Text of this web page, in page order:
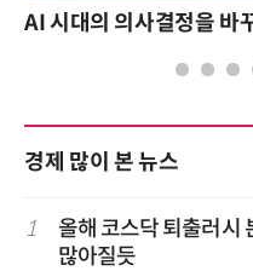
경제 많이 본 뉴스
1
올해 코스닥 퇴출러시
많아질듯